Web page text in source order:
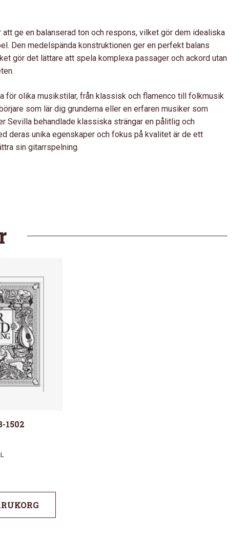
ge en balanserad ton och respons, vilket gör dem idealiska
Den medelspända konstruktionen ger en perfekt balans
gör det lättare att spela komplexa passager och ackord utan
för olika musikstilar, från klassisk och flamenco till folkmusik
som lär dig grunderna eller en erfaren musiker som
Sevilla behandlade klassiska strängar en pålitlig och
deras unika egenskaper och fokus på kvalitet är de ett
sin gitarrspelning.
1502